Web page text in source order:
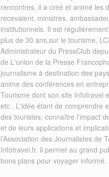
rencontres, il a créé et animé les
recevaient, ministres,
institutionnels. Il est
plus de 30 ans,sur le tourisme,
Administrateur du PressClub
de L'union de la Presse
journalisme à destination des
anime des conférences en
Tourisme dont son site Infotravel
etc . L'idée étant de comprendre
des touristes, connaître l’impact
et de leurs applications et
l’Association des Journalistes de
Infotravel.fr, il permet au grand
bons plans pour voyager informé.